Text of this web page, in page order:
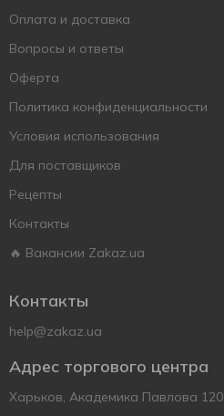
Оплата и доставка
Вопросы и ответы
Оферта
Политика конфиденциальности
Условия использования
Для поставщиков
Рецепты
Контакты
🔥 Вакансии Zakaz.ua
Контакты
help@zakaz.ua
Адрес торгового центра
Харьков, Академика Павлова 120